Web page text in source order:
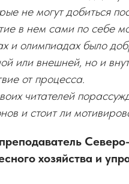
не могут добиться
в нем сами по себе
и олимпиадах было
или внешней, но и
от процесса.
читателей
и стоит ли
хозяйства и